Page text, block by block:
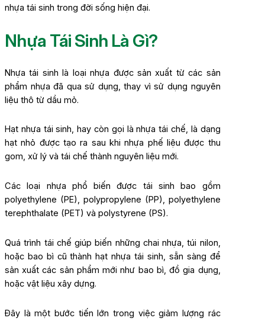
nhựa tái sinh trong đời sống hiện đại.
Nhựa Tái Sinh Là Gì?
Nhựa tái sinh là loại nhựa được sản xuất từ các sản
phẩm nhựa đã qua sử dụng, thay vì sử dụng nguyên
liệu thô từ dầu mỏ.
Hạt nhựa tái sinh, hay còn gọi là nhựa tái chế, là dạng
hạt nhỏ được tạo ra sau khi nhựa phế liệu được thu
gom, xử lý và tái chế thành nguyên liệu mới.
Các loại nhựa phổ biến được tái sinh bao gồm
polyethylene (PE), polypropylene (PP), polyethylene
terephthalate (PET) và polystyrene (PS).
Quá trình tái chế giúp biến những chai nhựa, túi nilon,
hoặc bao bì cũ thành hạt nhựa tái sinh, sẵn sàng để
sản xuất các sản phẩm mới như bao bì, đồ gia dụng,
hoặc vật liệu xây dựng.
Đây là một bước tiến lớn trong việc giảm lượng rác